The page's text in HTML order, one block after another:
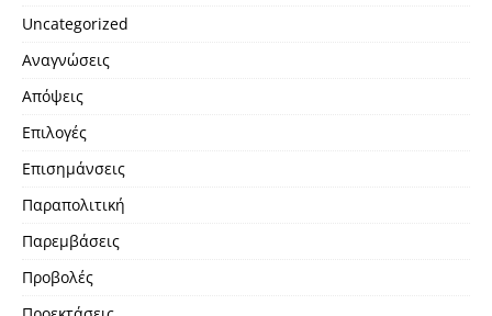
Uncategorized
Αναγνώσεις
Απόψεις
Επιλογές
Επισημάνσεις
Παραπολιτική
Παρεμβάσεις
Προβολές